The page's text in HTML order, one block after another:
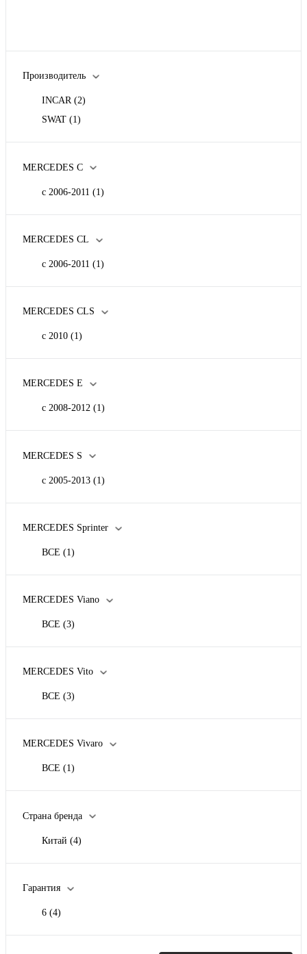
Производитель
INCAR (2)
SWAT (1)
MERCEDES C
c 2006-2011 (1)
MERCEDES CL
c 2006-2011 (1)
MERCEDES CLS
c 2010 (1)
MERCEDES E
c 2008-2012 (1)
MERCEDES S
c 2005-2013 (1)
MERCEDES Sprinter
ВСЕ (1)
MERCEDES Viano
ВСЕ (3)
MERCEDES Vito
ВСЕ (3)
MERCEDES Vivaro
ВСЕ (1)
Страна бренда
Китай (4)
Гарантия
6 (4)